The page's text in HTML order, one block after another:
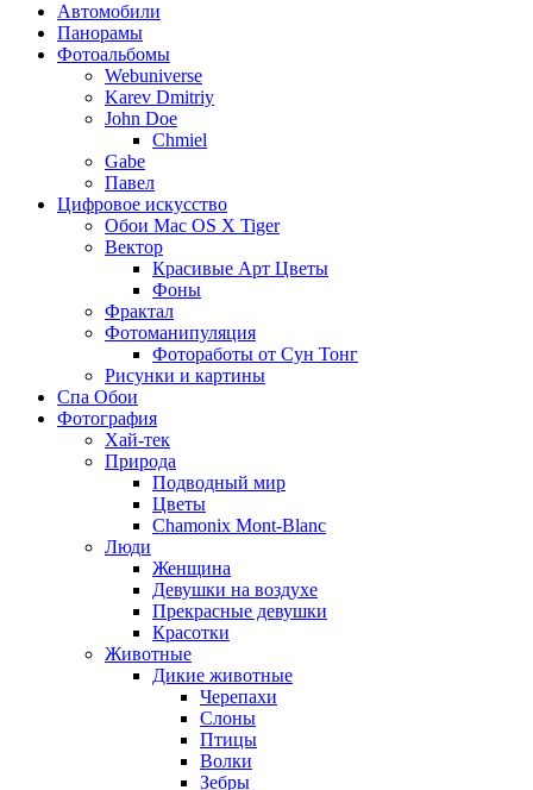
Автомобили
Панорамы
Фотоальбомы
Webuniverse
Karev Dmitriy
John Doe
Chmiel
Gabe
Павел
Цифровое искусство
Обои Mac OS X Tiger
Вектор
Красивые Арт Цветы
Фоны
Фрактал
Фотоманипуляция
Фотоработы от Сун Тонг
Рисунки и картины
Спа Обои
Фотография
Хай-тек
Природа
Подводный мир
Цветы
Chamonix Mont-Blanc
Люди
Женщина
Девушки на воздухе
Прекрасные девушки
Красотки
Животные
Дикие животные
Черепахи
Слоны
Птицы
Волки
Зебры